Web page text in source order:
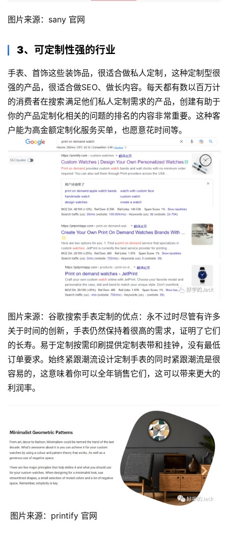
拆
盘
手
C
l
u
货
图片来源：sany 官网
3、可定制性强的行业
手表、首饰这些装饰品，很适合做私人定制，这种定制型很
强的产品，很适合做SEO、做长内容。每天都有数以百万计
的消费者在搜索满足他们私人定制需求的产品，创建有助于
你的产品定制化相关的问题的排名的内容非常重要。这种客
户能为高金额定制化服务买单，也愿意花时间等。
图片来源：谷歌搜索手表定制的优点：永不过时尽管有许多
关于时间的创新，手表仍然保持着很高的需求，证明了它们
的长寿。易于定制按需印刷提供定制表带和挂钟，没有最低
订单要求。始终紧跟潮流设计定制手表的同时紧跟潮流是很
容易的，这意味着你可以全年销售它们，这可以带来更大的
利润率。
图片来源：printify 官网